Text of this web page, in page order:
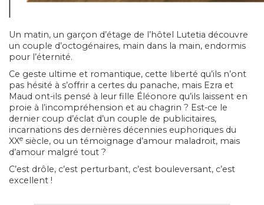
Un matin, un garçon d’étage de l’hôtel Lutetia découvre
un couple d’octogénaires, main dans la main, endormis
pour l’éternité.
Ce geste ultime et romantique, cette liberté qu’ils n’ont
pas hésité à s’offrir a certes du panache, mais Ezra et
Maud ont-ils pensé à leur fille Éléonore qu’ils laissent en
proie à l’incompréhension et au chagrin ? Est-ce le
dernier coup d’éclat d’un couple de publicitaires,
incarnations des dernières décennies euphoriques du
XXe siècle, ou un témoignage d’amour maladroit, mais
d’amour malgré tout ?
C’est drôle, c’est perturbant, c’est bouleversant, c’est
excellent !